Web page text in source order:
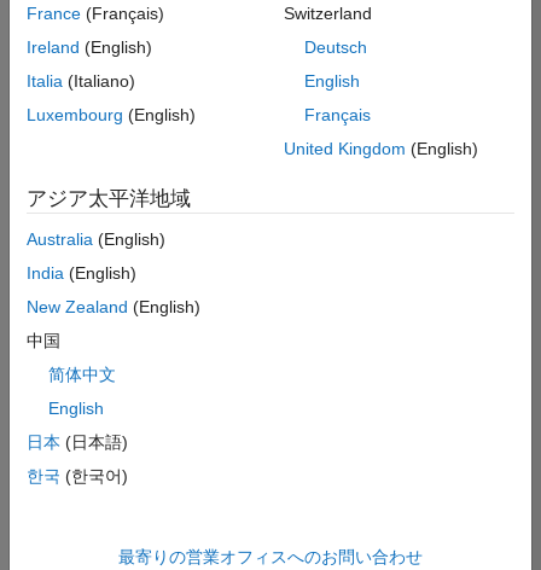
人
情
は
翻
れ
い
ま
せ
ご
希
望
地
域
France (Français)
Ireland (English)
Italia (Italiano)
Luxembourg (English)
Switzerland
Deutsch
English
Français
United Kingdom (English)
アジア太平洋地域
Australia (English)
India (English)
New Zealand (English)
中国
简体中文
English
日本 (日本語)
한국 (한국어)
最寄りの営業オフィスへのお問い合わせ